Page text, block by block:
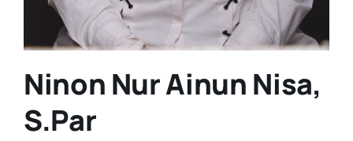
Ninon Nur Ainun Nisa,
S.Par